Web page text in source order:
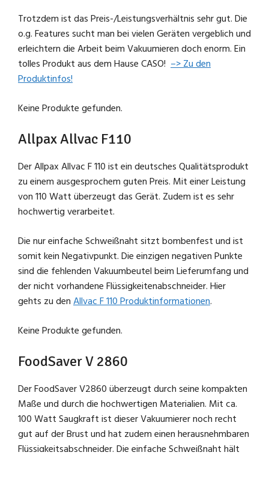
Trotzdem ist das Preis-/Leistungsverhältnis sehr gut. Die
o.g. Features sucht man bei vielen Geräten vergeblich und
erleichtern die Arbeit beim Vakuumieren doch enorm. Ein
tolles Produkt aus dem Hause CASO! –> Zu den
Produktinfos!
Keine Produkte gefunden.
Allpax Allvac F110
Der Allpax Allvac F 110 ist ein deutsches Qualitätsprodukt
zu einem ausgesprochem guten Preis. Mit einer Leistung
von 110 Watt überzeugt das Gerät. Zudem ist es sehr
hochwertig verarbeitet.
Die nur einfache Schweißnaht sitzt bombenfest und ist
somit kein Negativpunkt. Die einzigen negativen Punkte
sind die fehlenden Vakuumbeutel beim Lieferumfang und
der nicht vorhandene Flüssigkeitenabschneider. Hier
gehts zu den Allvac F 110 Produktinformationen.
Keine Produkte gefunden.
FoodSaver V 2860
Der FoodSaver V2860 überzeugt durch seine kompakten
Maße und durch die hochwertigen Materialien. Mit ca.
100 Watt Saugkraft ist dieser Vakuumierer noch recht
gut auf der Brust und hat zudem einen herausnehmbaren
Flüssigkeitsabschneider. Die einfache Schweißnaht hält